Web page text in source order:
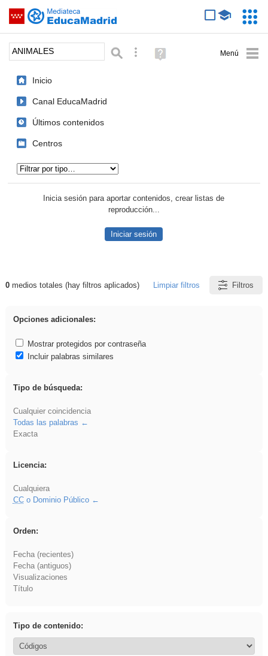
Saltar navegación
Palabra o frase: Búsqueda avanzada
Ayuda
(en
Inicio
Canal EducaMadrid
Últimos contenidos
Centros
Inicia sesión para aportar contenidos, crear listas de
reproducción...
Iniciar sesión
Resultados de: ANIMALES
0medios totales (hay filtros aplicados) Limpiar filtros Filtros
Opciones adicionales:
Mostrar protegidos por contraseña
Incluir palabras similares
Tipo de búsqueda:
Cualquier coincidencia
Todas las palabras
Exacta
Licencia:
Cualquiera
CCo Dominio Público
Orden:
Fecha (recientes)
Fecha (antiguos)
Visualizaciones
Título
Tipo de contenido: